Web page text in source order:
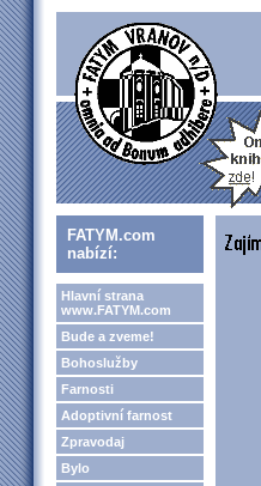
FATYM.com
nabízí:
Hlavní strana
www.FATYM.com
Bude a zveme!
Bohoslužby
Farnosti
Adoptivní farnost
Zpravodaj
Bylo